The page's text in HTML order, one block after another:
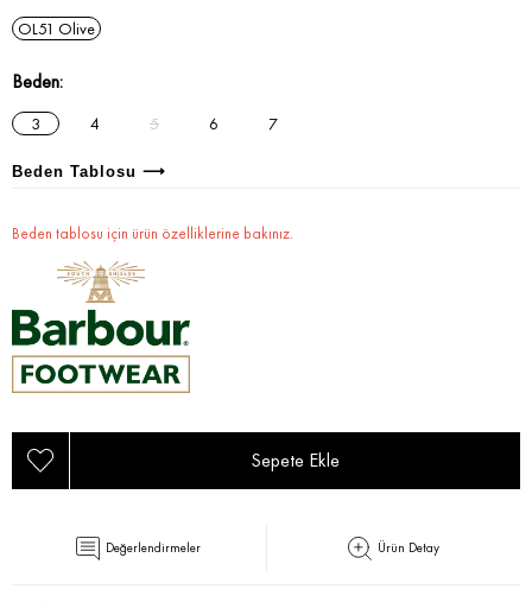
OL51 Olive
Beden
3 4 5 6 7
Beden Tablosu ⟶
Beden tablosu için ürün özelliklerine bakınız.
Değerlendirmeler Ürün Detay